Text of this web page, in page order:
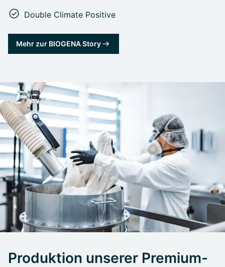
Double Climate Positive
Mehr zur BIOGENA Story
Produktion unserer Premium-